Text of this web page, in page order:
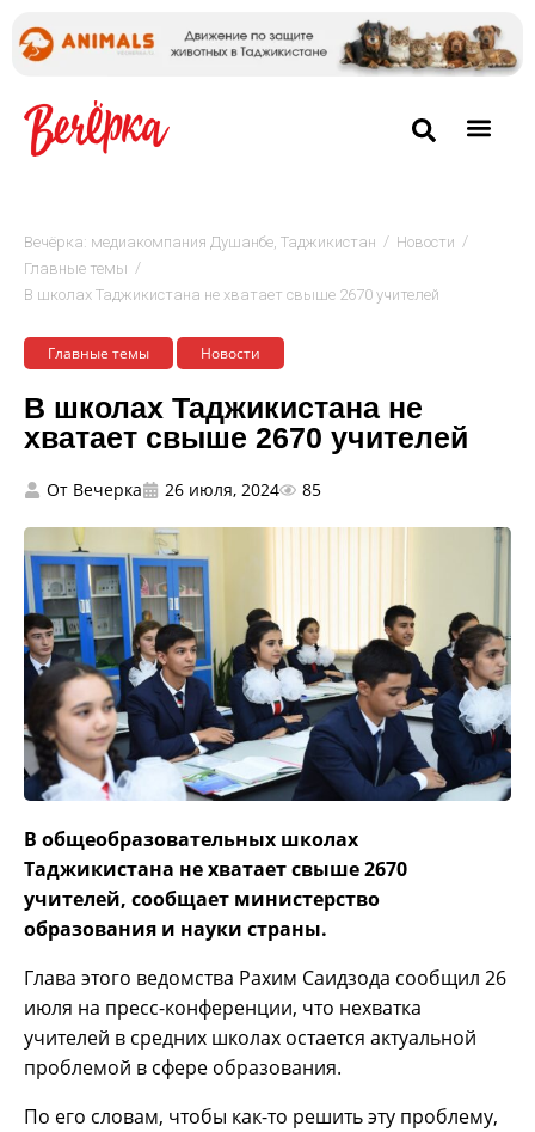
Вечёрка: медиакомпания Душанбе, Таджикистан / Новости /
Главные темы /
В школах Таджикистана не хватает свыше 2670 учителей
Главные темы Новости
В школах Таджикистана не
хватает свыше 2670 учителей
От Вечерка 26 июля, 2024 85
В общеобразовательных школах
Таджикистана не хватает свыше 2670
учителей, сообщает министерство
образования и науки страны.
Глава этого ведомства Рахим Саидзода сообщил 26
июля на пресс-конференции, что нехватка
учителей в средних школах остается актуальной
проблемой в сфере образования.
По его словам, чтобы как-то решить эту проблему,